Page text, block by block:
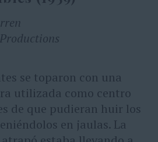
se toparon con una
utilizada como centro
de que pudieran huir los
en jaulas. La